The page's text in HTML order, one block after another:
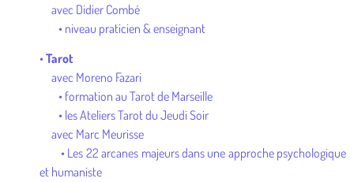
avec Didier Combé
• niveau praticien & enseignant
• Tarot
avec Moreno Fazari
• formation au Tarot de Marseille
• les Ateliers Tarot du Jeudi Soir
avec Marc Meurisse
• Les 22 arcanes majeurs dans une approche psychologique
et humaniste